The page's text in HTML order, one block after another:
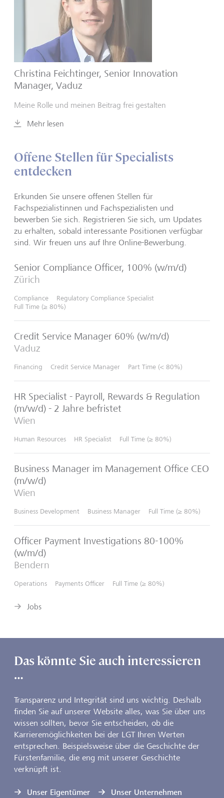
Christina Feichtinger, Senior Innovation
Manager, Vaduz
Meine Rolle und meinen Beitrag frei gestalten
Mehr lesen
Offene Stellen für Specialists
entdecken
Erkunden Sie unsere offenen Stellen für
Fachspezialistinnen und Fachspezialisten und
bewerben Sie sich. Registrieren Sie sich, um Updates
zu erhalten, sobald interessante Positionen verfügbar
sind. Wir freuen uns auf Ihre Online-Bewerbung.
Senior Compliance Officer, 100% (w/m/d)
Zürich
Compliance
Regulatory Compliance Specialist
Full Time (≥ 80%)
Credit Service Manager 60% (w/m/d)
Vaduz
Financing Credit Service Manager Part Time (< 80%)
HR Specialist - Payroll, Rewards & Regulation
(m/w/d) - 2 Jahre befristet
Wien
Human Resources HR Specialist Full Time (≥ 80%)
Business Manager im Management Office CEO
(m/w/d)
Wien
Business Development Business Manager Full Time (≥ 80%)
Officer Payment Investigations 80-100%
(w/m/d)
Bendern
Operations Payments Officer Full Time (≥ 80%)
Jobs
Das könnte Sie auch interessieren
…
Transparenz und Integrität sind uns wichtig. Deshalb
finden Sie auf unserer Website alles, was Sie über uns
wissen sollten, bevor Sie entscheiden, ob die
Karrieremöglichkeiten bei der LGT Ihren Werten
entsprechen. Beispielsweise über die Geschichte der
Fürstenfamilie, die eng mit unserer Geschichte
verknüpft ist.
Unser Eigentümer
Unser Unternehmen